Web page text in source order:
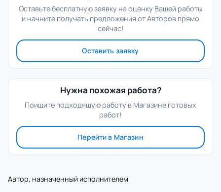
Оставьте бесплатную заявку на оценку Вашей работы
и начните получать предложения от Авторов прямо
сейчас!
Оставить заявку
Нужна похожая работа?
Поищите подходящую работу в Магазине готовых
работ!
Перейти в Магазин
Автор, назначенный исполнителем